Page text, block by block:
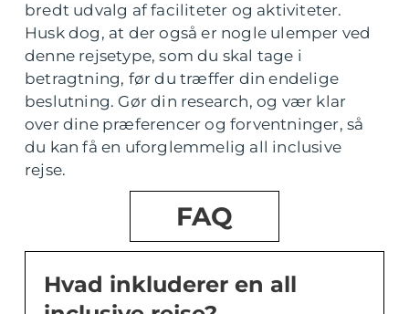
bredt udvalg af faciliteter og aktiviteter.
Husk dog, at der også er nogle ulemper ved
denne rejsetype, som du skal tage i
betragtning, før du træffer din endelige
beslutning. Gør din research, og vær klar
over dine præferencer og forventninger, så
du kan få en uforglemmelig all inclusive
rejse.
FAQ
Hvad inkluderer en all